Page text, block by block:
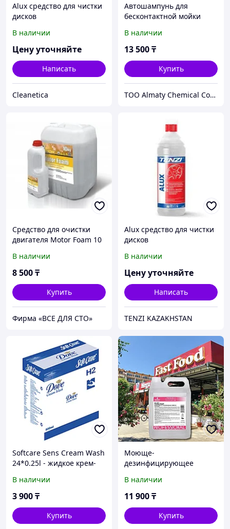
Alux средство для чистки
дисков
В наличии
Цену уточняйте
Написать
Cleanetica
Автошампунь для
бесконтактной мойки
В наличии
13 500₸
Купить
ТОО Almaty Chemical Company
Средство для очистки
двигателя Motor Foam 10
В наличии
8 500₸
Купить
Фирма «ВСЕ ДЛЯ СТО»
Alux средство для чистки
дисков
В наличии
Цену уточняйте
Написать
TENZI KAZAKHSTAN
Softcare Sens Cream Wash
24*0.25l - жидкое крем-
кожи
В наличии
3 900₸
Купить
Моюще-
дезинфицирующее
пищевого оборудования
5 л. концентрат Cooky
В наличии
11 900₸
Купить